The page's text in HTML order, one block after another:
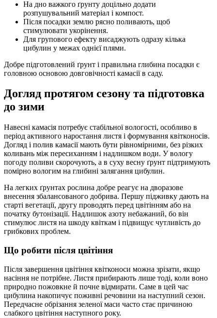
На дно важкого ґрунту доцільно додати
розпушувальний матеріал і компост.
Після посадки землю рясно поливають, щоб
стимулювати укорінення.
Для групового ефекту висаджують одразу кілька
цибулин у межах однієї плями.
Добре підготовлений ґрунт і правильна глибина посадки є
головною основою довговічності камасії в саду.
Догляд протягом сезону та підготовка
до зими
Навесні камасія потребує стабільної вологості, особливо в
період активного наростання листя і формування квітконосів.
Догляд і полив камасії мають бути рівномірними, без різких
коливань між пересиханням і надлишком води. У вологу
погоду поливи скорочують, а в суху весну ґрунт підтримують
помірно вологим на глибині залягання цибулин.
На легких ґрунтах рослина добре реагує на дворазове
внесення збалансованого добрива. Першу підживку дають на
старті вегетації, другу проводять перед цвітінням або на
початку бутонізації. Надлишок азоту небажаний, бо він
стимулює листя на шкоду квіткам і підвищує чутливість до
грибкових проблем.
Що робити після цвітіння
Після завершення цвітіння квітконоси можна зрізати, якщо
насіння не потрібне. Листя прибирають лише тоді, коли воно
природно пожовкне й почне відмирати. Саме в цей час
цибулина накопичує поживні речовини на наступний сезон.
Передчасне обрізання зеленої маси часто стає причиною
слабкого цвітіння наступного року.